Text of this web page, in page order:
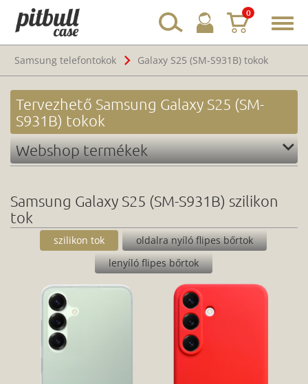
0
Samsung telefontokok
Galaxy S25 (SM-S931B) tokok
Tervezhető Samsung Galaxy S25 (SM-
S931B) tokok
Webshop termékek
Samsung Galaxy S25 (SM-S931B) szilikon
tok
szilikon tok
oldalra nyíló flipes bőrtok
lenyíló flipes bőrtok